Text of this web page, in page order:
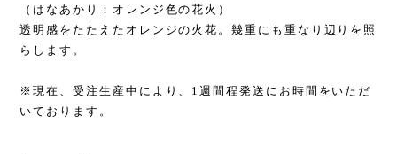
（はなあかり：オレンジ色の花火）
透明感をたたえたオレンジの火花。幾重にも重なり辺りを照
らします。
※現在、受注生産中により、1週間程発送にお時間をいただ
いております。